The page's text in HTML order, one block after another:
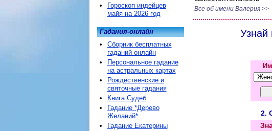
Все об имени Валерия >>
Узнай
2.
Гороскоп индейцев
майя на 2026 год
Гадания-онлайн
Сборник бесплатных
гаданий онлайн
Персональное гадание
на астральных картах
Рождественские и
святочные гадания
Книга Судеб
Гадание *Дерево
Желаний*
Гадание Екатерины